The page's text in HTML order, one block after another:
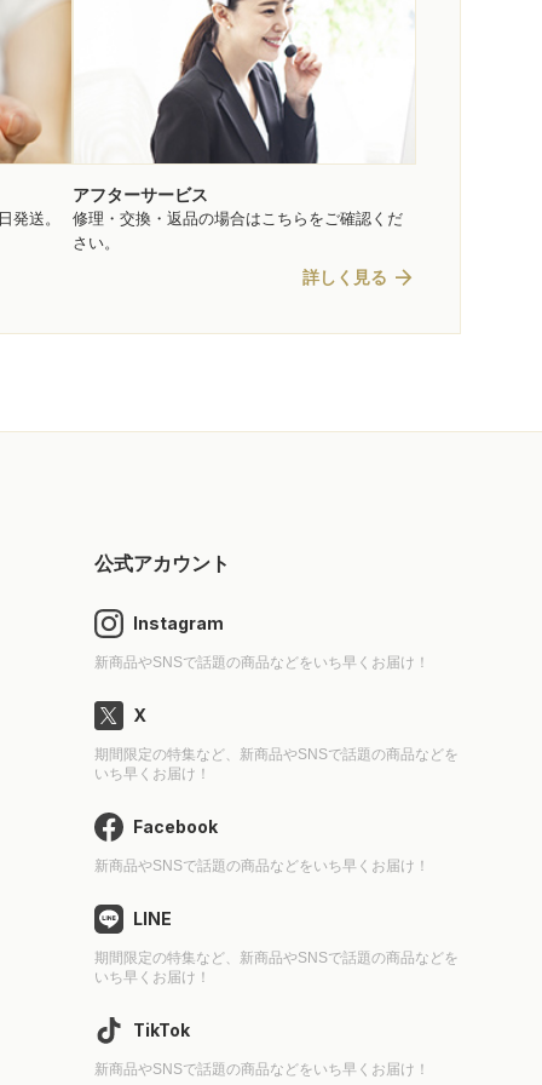
発送。
アフターサービス
修理・交換・返品の場合はこちらをご確認くだ
さい。
詳しく見る arrow_forward
公式アカウント
Instagram
新商品やSNSで話題の商品などをいち早くお届け！
X
期間限定の特集など、新商品やSNSで話題の商品などを
いち早くお届け！
Facebook
新商品やSNSで話題の商品などをいち早くお届け！
LINE
期間限定の特集など、新商品やSNSで話題の商品などを
いち早くお届け！
TikTok
新商品やSNSで話題の商品などをいち早くお届け！